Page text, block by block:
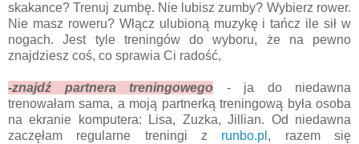
skakance? Trenuj zumbę. Nie lubisz zumby? Wybierz rower.
Nie masz roweru? Włącz ulubioną muzykę i tańcz ile sił w
nogach. Jest tyle treningów do wyboru, że na pewno
znajdziesz coś, co sprawia Ci radość,
-znajdź partnera treningowego - ja do niedawna
trenowałam sama, a moją partnerką treningową była osoba
na ekranie komputera: Lisa, Zuzka, Jillian. Od niedawna
zaczęłam regularne treningi z runbo.pl , razem się